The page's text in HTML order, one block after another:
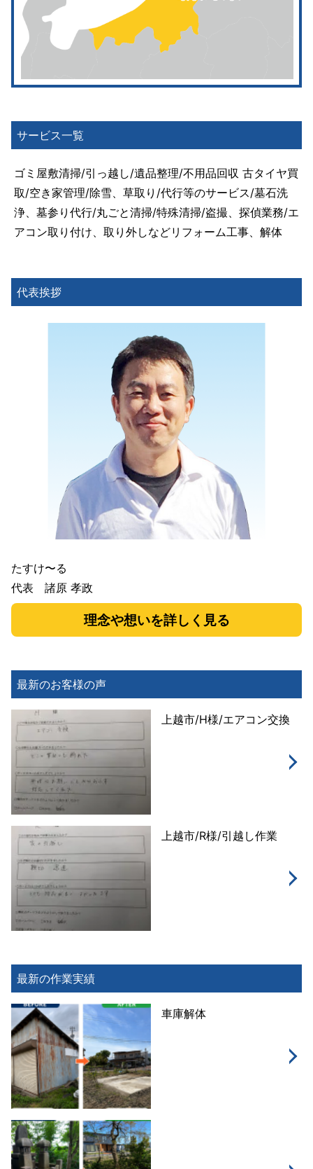
サービス一覧
ゴミ屋敷清掃/引っ越し/遺品整理/不用品回収 古タイヤ買
取/空き家管理/除雪、草取り/代行等のサービス/墓石洗
浄、墓参り代行/丸ごと清掃/特殊清掃/盗撮、探偵業務/エ
アコン取り付け、取り外しなどリフォーム工事、解体
代表挨拶
たすけ〜る
代表 諸原 孝政
理念や想いを詳しく見る
最新のお客様の声
上越市/H様/エアコン交換
上越市/R様/引越し作業
最新の作業実績
車庫解体